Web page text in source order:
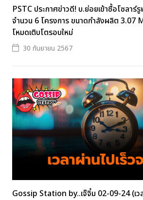
PSTC ประกาศข่าวดี! บ.ย่อยเข้าซื้อโซลาร์
จำนวน 6 โครงการ ขนาดกำลังผลิต 3.07
โหมดเติบโตรอบใหม่
30 กันยายน 2567
Gossip Station by..เจ๊จิ๋ม 02-09-24 (เว